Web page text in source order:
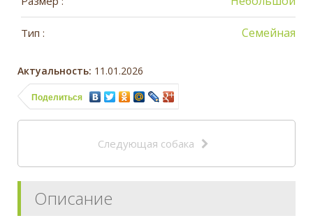
Тип : Семейная
Актуальность: 11.01.2026
Поделиться
Следующая собака
Описание